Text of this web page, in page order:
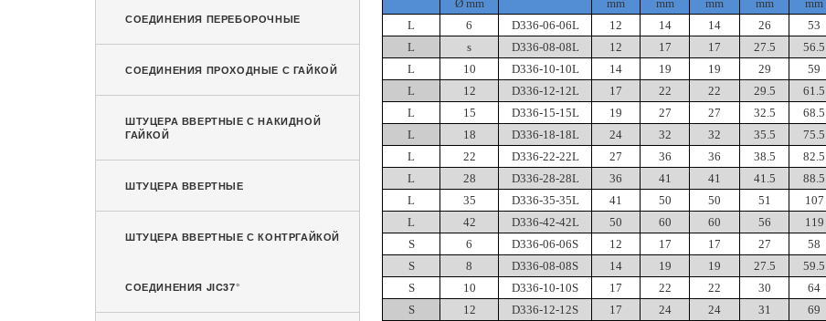
СОЕДИНЕНИЯ ПЕРЕБОРОЧНЫЕ
СОЕДИНЕНИЯ ПРОХОДНЫЕ С ГАЙКОЙ
ШТУЦЕРА ВВЕРТНЫЕ С НАКИДНОЙ
ГАЙКОЙ
ШТУЦЕРА ВВЕРТНЫЕ
ШТУЦЕРА ВВЕРТНЫЕ С КОНТРГАЙКОЙ
СОЕДИНЕНИЯ JIC37°
Ø mm
mm mm mm mm mm
L
6 D336-06-06L 12 14 14 26 53
L
s D336-08-08L 12 17 17 27.5 56.5
L
10 D336-10-10L 14 19 19 29 59
L
12 D336-12-12L 17 22 22 29.5 61.5
L
15 D336-15-15L 19 27 27 32.5 68.5
L
18 D336-18-18L 24 32 32 35.5 75.5
L
22 D336-22-22L 27 36 36 38.5 82.5
L
28 D336-28-28L 36 41 41 41.5 88.5
L
35 D336-35-35L 41 50 50 51 107
L
42 D336-42-42L 50 60 60 56 119
S
6 D336-06-06S 12 17 17 27 58
S
8 D336-08-08S 14 19 19 27.5 59.5
S
10 D336-10-10S 17 22 22 30 64
S
12 D336-12-12S 17 24 24 31 69